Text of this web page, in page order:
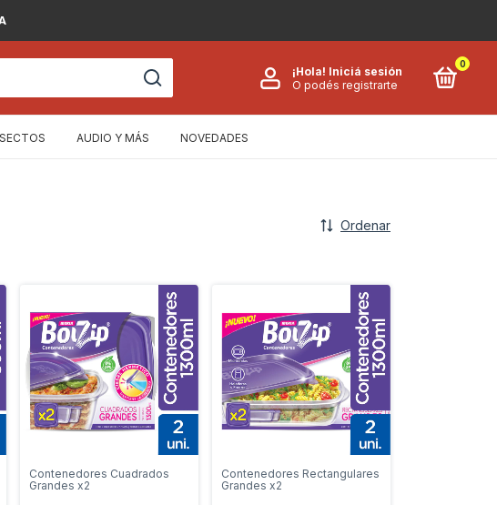
¡Hola! Iniciá sesión
O podés registrarte
0
AUDIO Y MÁS NOVEDADES
Ordenar
Contenedores Cuadrados
Grandes x2
Contenedores Rectangulares
Grandes x2